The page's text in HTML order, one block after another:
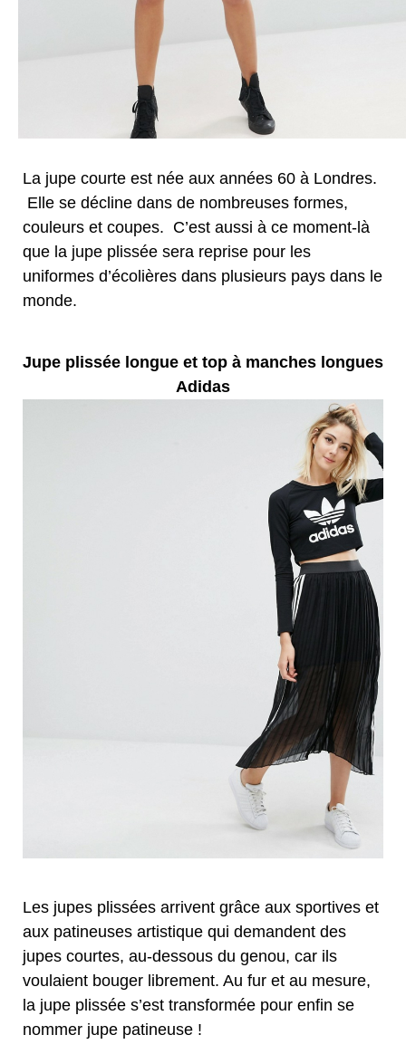
La jupe courte est née aux années 60 à Londres.
Elle se décline dans de nombreuses formes,
couleurs et coupes. C’est aussi à ce moment-là
que la jupe plissée sera reprise pour les
uniformes d’écolières dans plusieurs pays dans le
monde.
Jupe plissée longue et top à manches longues
Adidas
Les jupes plissées arrivent grâce aux sportives et
aux patineuses artistique qui demandent des
jupes courtes, au-dessous du genou, car ils
voulaient bouger librement. Au fur et au mesure,
la jupe plissée s’est transformée pour enfin se
nommer jupe patineuse !